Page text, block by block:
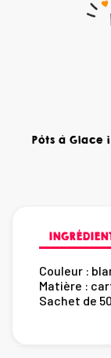
Pôts à
Couleur :
Matière :
Sachet de